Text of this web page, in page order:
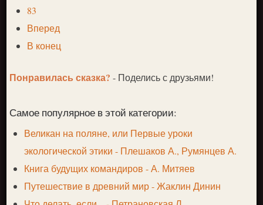
83
Вперед
В конец
Понравилась сказка?- Поделись с друзьями!
Самое популярное в этой категории:
Великан на поляне, или Первые уроки
экологической этики - Плешаков А., Румянцев А.
Книга будущих командиров - А. Митяев
Путешествие в древний мир - Жаклин Динин